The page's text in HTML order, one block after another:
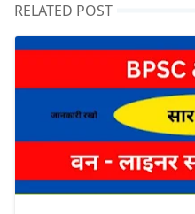
RELATED POST